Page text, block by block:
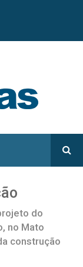
do
no Mato
construção